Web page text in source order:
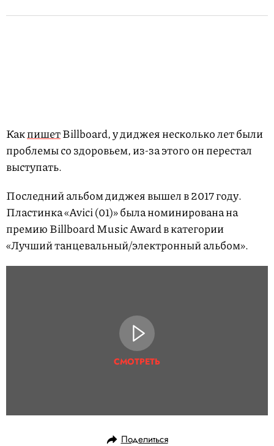
КакпишетBillboard, у диджея несколько лет были
проблемы со здоровьем, из-за этого он перестал
выступать.
Последний альбом диджея вышел в 2017 году.
Пластинка «Avici (01)» была номинирована на
премию Billboard Music Award в категории
«Лучший танцевальный/электронный альбом».
СМОТРЕТЬ
Поделиться